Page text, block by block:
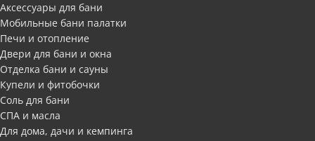
Аксессуары для бани
Мобильные бани палатки
Печи и отопление
Двери для бани и окна
Отделка бани и сауны
Купели и фитобочки
Соль для бани
СПА и масла
Для дома, дачи и кемпинга